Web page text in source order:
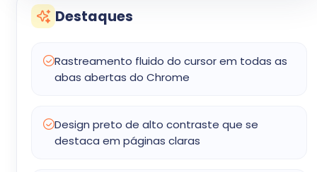
Destaques
Rastreamento fluido do cursor em todas as
abas abertas do Chrome
Design preto de alto contraste que se
destaca em páginas claras